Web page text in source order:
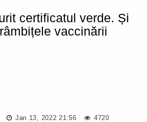
certificatul verde. Și
vaccinării
Jan 13, 2022 21:56 4720